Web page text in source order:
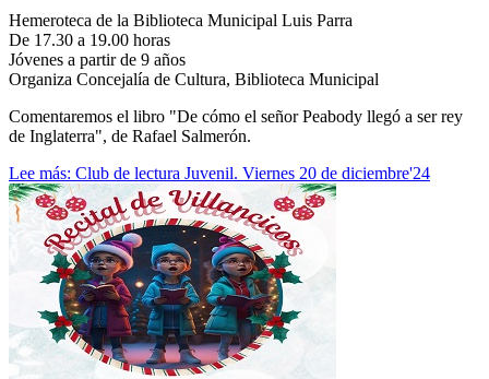
Hemeroteca de la Biblioteca Municipal Luis Parra
De 17.30 a 19.00 horas
Jóvenes a partir de 9 años
Organiza Concejalía de Cultura, Biblioteca Municipal
Comentaremos el libro "De cómo el señor Peabody llegó a ser rey
de Inglaterra", de Rafael Salmerón.
Lee más: Club de lectura Juvenil. Viernes 20 de diciembre'24